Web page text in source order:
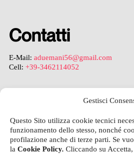
Gestisci
Questo Sito utilizza cookie tecnici
funzionamento dello stesso, nonché
profilazione anche di terze parti. Se
la Cookie Policy. Cliccando su
Contatti
E-Mail: aduemani56@gmail.com
Cell: +39-3462114052
Privacy Policy
Cookie Policy